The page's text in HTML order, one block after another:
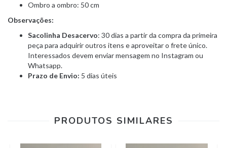
Ombro a ombro: 50 cm
Observações:
Sacolinha Desacervo: 30 dias a partir da compra da primeira
peça para adquirir outros itens e aproveitar o frete único.
Interessados devem enviar mensagem no Instagram ou
Whatsapp.
Prazo de Envio: 5 dias úteis
PRODUTOS SIMILARES